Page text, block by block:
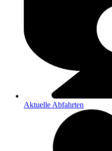
Aktuelle Abfahrten